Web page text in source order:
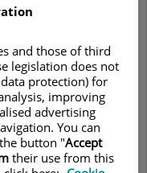
and those of third
legislation does not
protection) for
improving
advertising
You can
button "Accept
their use from this